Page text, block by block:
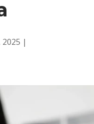
2025 |